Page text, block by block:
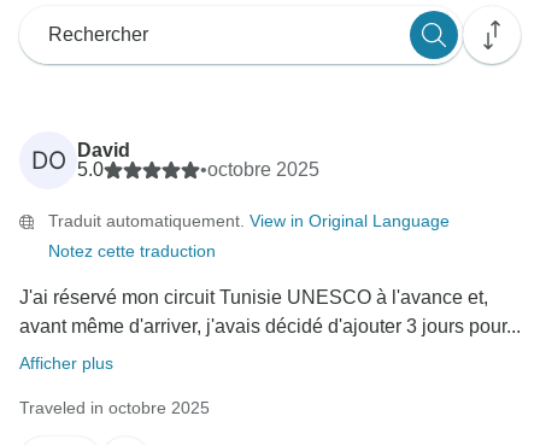
DO
David
5.0
•octobre 2025
Traduit automatiquement. View in Original Language
Notez cette traduction
J'ai réservé mon circuit Tunisie UNESCO à l'avance et,
avant même d'arriver, j'avais décidé d'ajouter 3 jours pour...
Afficher plus
Traveled in octobre 2025